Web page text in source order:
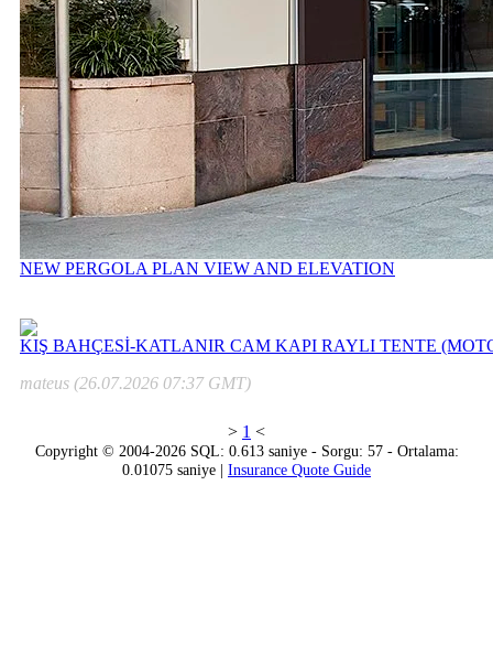
NEW PERGOLA PLAN VIEW AND ELEVATION
KIŞ BAHÇESİ-KATLANIR CAM KAPI RAYLI TENTE
mateus (26.07.2026 07:37 GMT)
> 1 <
Copyright © 2004-2026 SQL: 0.613 saniye - Sorgu: 57 - Ortalama:
0.01075 saniye | Insurance Quote Guide